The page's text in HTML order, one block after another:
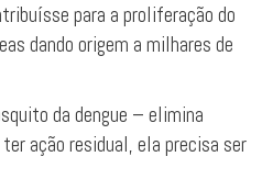
para a proliferação do
dando origem a milhares de
da dengue – elimina
ação residual, ela precisa ser